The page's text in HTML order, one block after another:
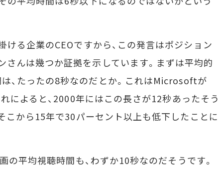
る企業のCEOですから、この発言はポジション
さんは幾つか証拠を示しています。まずは平均的
、たったの8秒なのだとか。これはMicrosoftが
によると、2000年にはこの長さが12秒あったそう
こから15年で30パーセント以上も低下したことに
平均視聴時間も、わずか10秒なのだそうです。